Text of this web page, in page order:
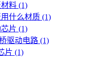
料 (1)
什么材质 (1)
片 (1)
驱动电路 (1)
片 (1)